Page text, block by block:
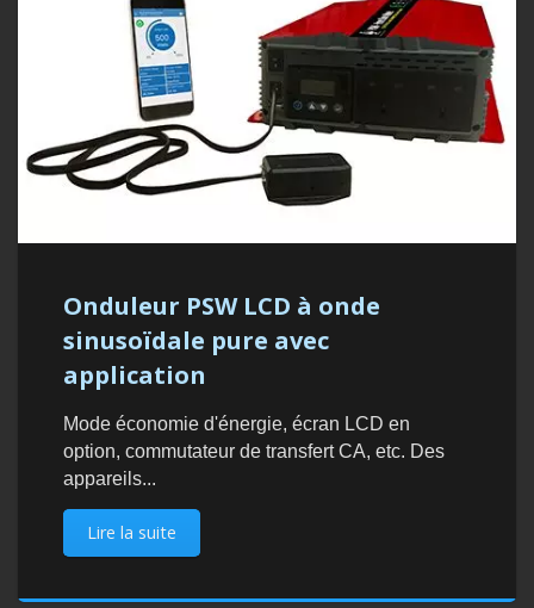
Onduleur PSW LCD à onde
sinusoïdale pure avec
application
Mode économie d'énergie, écran LCD en
option, commutateur de transfert CA, etc. Des
appareils...
Lire la suite